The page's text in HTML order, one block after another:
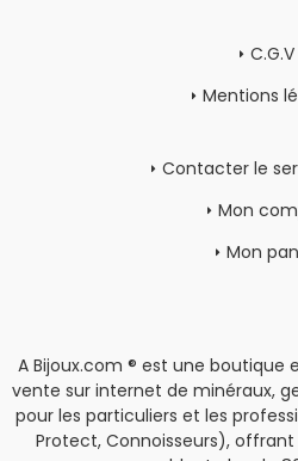
C.G.V
Mentions
Contacter le
Mon
Mon
A Bijoux.com ® est une boutique
vente sur internet de minéraux,
pour les particuliers et les
Protect, Connoisseurs),